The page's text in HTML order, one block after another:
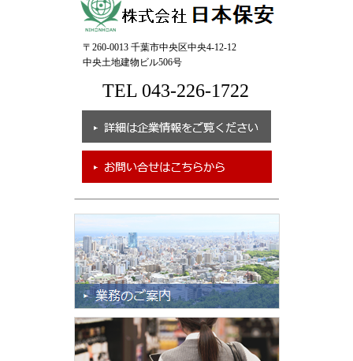
〒260-0013 千葉市中央区中央4-12-12
中央土地建物ビル506号
TEL 043-226-1722